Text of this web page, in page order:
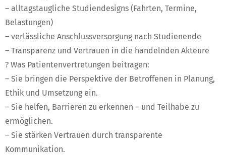
– alltagstaugliche Studiendesigns (Fahrten, Termine,
Belastungen)
– verlässliche Anschlussversorgung nach Studienende
– Transparenz und Vertrauen in die handelnden Akteure
? Was Patientenvertretungen beitragen:
– Sie bringen die Perspektive der Betroffenen in Planung,
Ethik und Umsetzung ein.
– Sie helfen, Barrieren zu erkennen – und Teilhabe zu
ermöglichen.
– Sie stärken Vertrauen durch transparente
Kommunikation.